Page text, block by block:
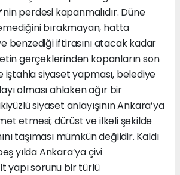
perdesi kapanmalıdır. Düne
bırakmayan, hatta
benzediği iftirasını atacak kadar
gerçeklerinden kopanların son
iştahla siyaset yapması, belediye
olması ahlaken ağır bir
siyaset anlayışının Ankara’ya
etmesi; dürüst ve ilkeli şekilde
taşıması mümkün değildir. Kaldı
yılda Ankara’ya çivi
yapı sorunu bir türlü